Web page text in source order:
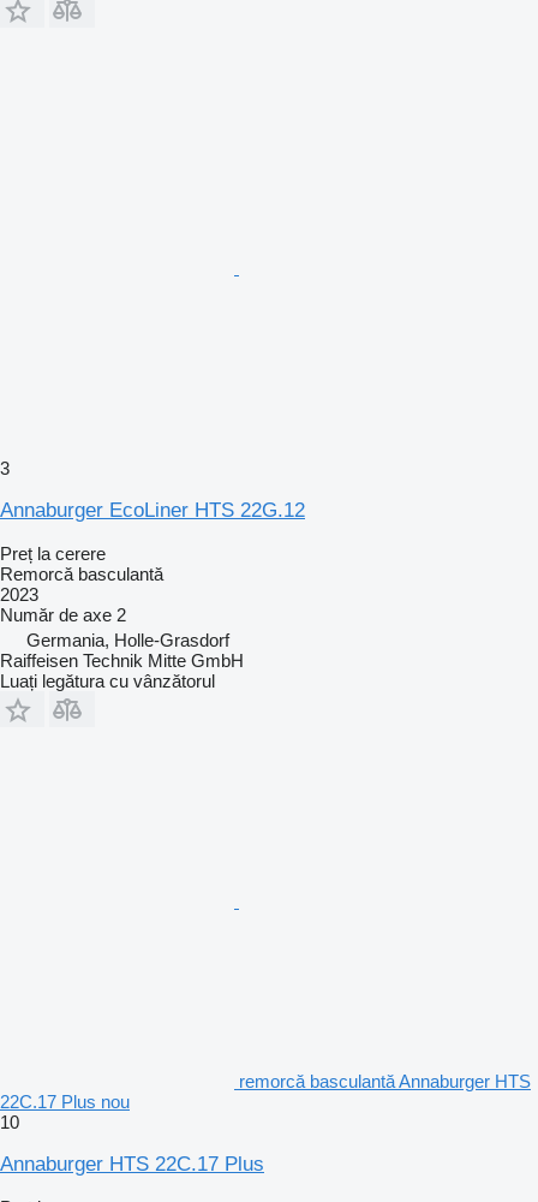
3
Annaburger EcoLiner HTS 22G.12
Preț la cerere
Remorcă basculantă
2023
Număr de axe 2
Germania, Holle-Grasdorf
Raiffeisen Technik Mitte GmbH
Luați legătura cu vânzătorul
remorcă basculantă Annaburger HTS
22C.17 Plus nou
10
Annaburger HTS 22C.17 Plus